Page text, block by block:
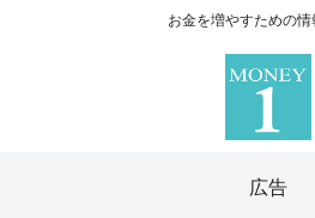
お金を増やすための情
広告